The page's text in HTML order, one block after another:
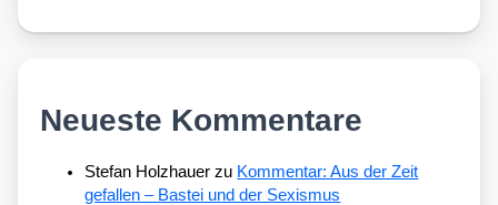
Neueste Kommentare
Stefan Holzhauer zu Kommentar: Aus der Zeit
gefallen – Bastei und der Sexismus